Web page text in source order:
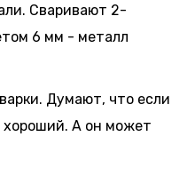
Сваривают 2-
6 мм - металл
Думают, что если
А он может